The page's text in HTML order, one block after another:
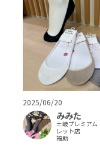
2025/06/20
みみた
土岐プレミアム
レット店
福助